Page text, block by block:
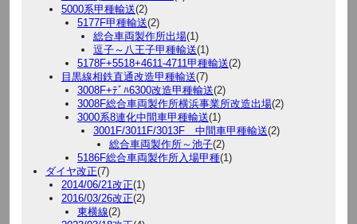
5000系甲種輸送(2)
5177F甲種輸送(2)
総合車両製作所出場(1)
逗子～八王子甲種輸送(1)
5178F+5518+4611-4711甲種輸送(2)
目黒線相鉄直通改造甲種輸送(7)
3008F+ﾃﾞﾊ6300改造甲種輸送(2)
3008F総合車両製作所横浜事業所改造出場(2)
3000系8連化中間車甲種輸送(1)
3001F/3011F/3013F 中間車甲種輸送(2)
総合車両製作所～池子(2)
5186F総合車両製作所入場甲種(1)
ダイヤ改正(7)
2014/06/21改正(1)
2016/03/26改正(2)
東横線(2)